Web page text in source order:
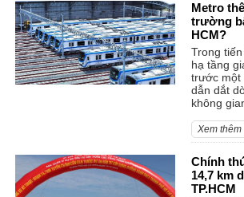
Metro
trường
HCM?
Trong
hạ tầng
trước một
dẫn dắt
không
Xem thêm
Chính
14,7 km
TP.HCM